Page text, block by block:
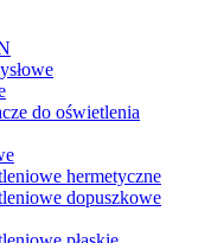
do oświetlenia
hermetyczne
dopuszkowe